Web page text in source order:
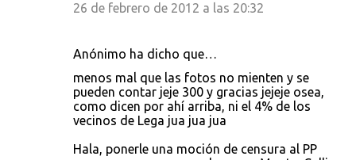
26 de febrero de 2012 a las 20:32
Anónimo ha dicho que…
menos mal que las fotos no mienten y se
pueden contar jeje 300 y gracias jejeje osea,
como dicen por ahí arriba, ni el 4% de los
vecinos de Lega jua jua jua
Hala, ponerle una moción de censura al PP